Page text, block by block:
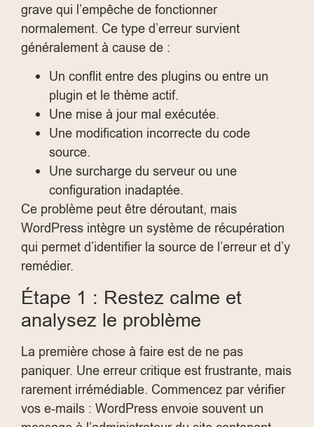
grave qui l’empêche de fonctionner
normalement. Ce type d’erreur survient
généralement à cause de :
Un conflit entre des plugins ou entre un
plugin et le thème actif.
Une mise à jour mal exécutée.
Une modification incorrecte du code
source.
Une surcharge du serveur ou une
configuration inadaptée.
Ce problème peut être déroutant, mais
WordPress intègre un système de récupération
qui permet d’identifier la source de l’erreur et d’y
remédier.
Étape 1 : Restez calme et
analysez le problème
La première chose à faire est de ne pas
paniquer. Une erreur critique est frustrante, mais
rarement irrémédiable. Commencez par vérifier
vos e-mails : WordPress envoie souvent un